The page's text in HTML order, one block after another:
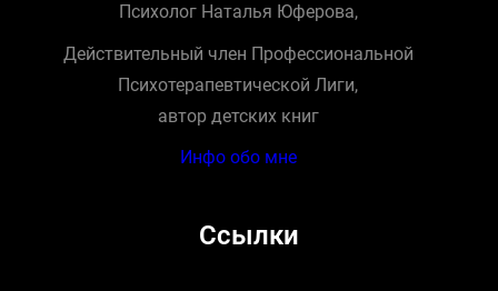
Психолог Наталья Юферова,
Действительный член Профессиональной
Психотерапевтической Лиги,
автор детских книг
Инфо обо мне
Ссылки